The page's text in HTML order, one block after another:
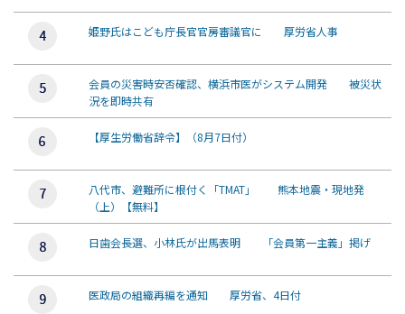
姫野氏はこども庁長官官房審議官に 厚労省人事
会員の災害時安否確認、横浜市医がシステム開発 被災状
況を即時共有
【厚生労働省辞令】（8月7日付）
八代市、避難所に根付く「TMAT」 熊本地震・現地発
（上）【無料】
日歯会長選、小林氏が出馬表明 「会員第一主義」掲げ
医政局の組織再編を通知 厚労省、4日付